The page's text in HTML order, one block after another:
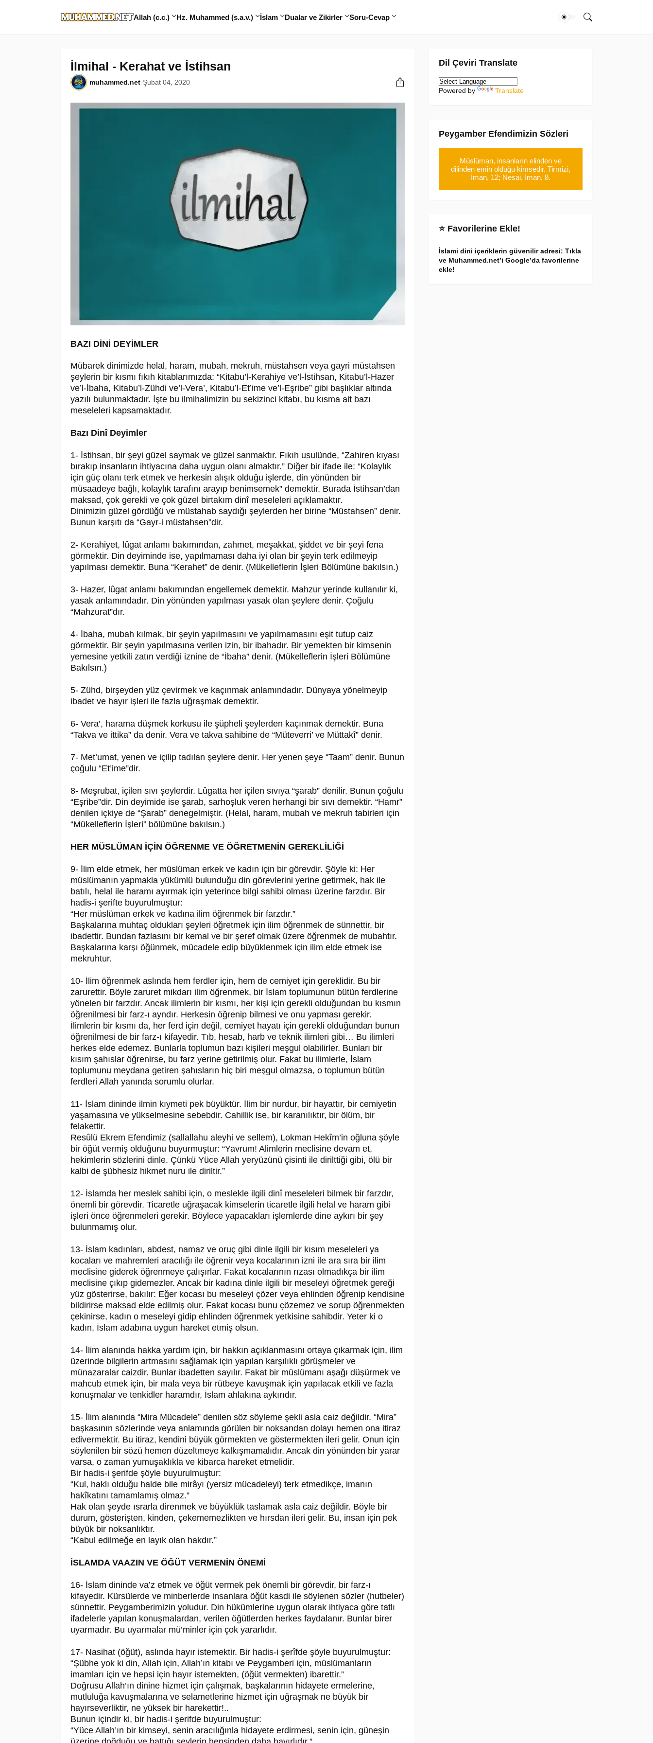
Allah (c.c.) Hz. Muhammed (s.a.v.) İslam Dualar ve Zikirler Soru-Cevap
İlmihal - Kerahat ve İstihsan
muhammed.net-Şubat 04, 2020
BAZI DİNİ DEYİMLER
Mübarek dinimizde helal, haram, mubah, mekruh, müstahsen veya gayri müstahsen
şeylerin bir kısmı fıkıh kitablarımızda: “Kitabu’l-Kerahiye ve’l-İstihsan, Kitabu’l-Hazer
ve’l-İbaha, Kitabu’l-Zühdi ve’l-Vera’, Kitabu’l-Et’ime ve’l-Eşribe” gibi başlıklar altında
yazılı bulunmaktadır. İşte bu ilmihalimizin bu sekizinci kitabı, bu kısma ait bazı
meseleleri kapsamaktadır.
Bazı Dinî Deyimler
1- İstihsan, bir şeyi güzel saymak ve güzel sanmaktır. Fıkıh usulünde, “Zahiren kıyası
bırakıp insanların ihtiyacına daha uygun olanı almaktır.” Diğer bir ifade ile: “Kolaylık
için güç olanı terk etmek ve herkesin alışık olduğu işlerde, din yönünden bir
müsaadeye bağlı, kolaylık tarafını arayıp benimsemek” demektir. Burada İstihsan’dan
maksad, çok gerekli ve çok güzel birtakım dinî meseleleri açıklamaktır.
Dinimizin güzel gördüğü ve müstahab saydığı şeylerden her birine “Müstahsen” denir.
Bunun karşıtı da “Gayr-i müstahsen”dir.
2- Kerahiyet, lûgat anlamı bakımından, zahmet, meşakkat, şiddet ve bir şeyi fena
görmektir. Din deyiminde ise, yapılmaması daha iyi olan bir şeyin terk edilmeyip
yapılması demektir. Buna “Kerahet” de denir. (Mükelleflerin İşleri Bölümüne bakılsın.)
3- Hazer, lûgat anlamı bakımından engellemek demektir. Mahzur yerinde kullanılır ki,
yasak anlamındadır. Din yönünden yapılması yasak olan şeylere denir. Çoğulu
“Mahzurat”dır.
4- İbaha, mubah kılmak, bir şeyin yapılmasını ve yapılmamasını eşit tutup caiz
görmektir. Bir şeyin yapılmasına verilen izin, bir ibahadır. Bir yemekten bir kimsenin
yemesine yetkili zatın verdiği iznine de “İbaha” denir. (Mükelleflerin İşleri Bölümüne
Bakılsın.)
5- Zühd, birşeyden yüz çevirmek ve kaçınmak anlamındadır. Dünyaya yönelmeyip
ibadet ve hayır işleri ile fazla uğraşmak demektir.
6- Vera’, harama düşmek korkusu ile şüpheli şeylerden kaçınmak demektir. Buna
“Takva ve ittika” da denir. Vera ve takva sahibine de “Müteverri’ ve Müttakî” denir.
7- Met’umat, yenen ve içilip tadılan şeylere denir. Her yenen şeye “Taam” denir. Bunun
çoğulu “Et’ime”dir.
8- Meşrubat, içilen sıvı şeylerdir. Lûgatta her içilen sıvıya “şarab” denilir. Bunun çoğulu
“Eşribe”dir. Din deyimide ise şarab, sarhoşluk veren herhangi bir sıvı demektir. “Hamr”
denilen içkiye de “Şarab” denegelmiştir. (Helal, haram, mubah ve mekruh tabirleri için
“Mükelleflerin İşleri” bölümüne bakılsın.)
HER MÜSLÜMAN İÇİN ÖĞRENME VE ÖĞRETMENİN GEREKLİLİĞİ
9- İlim elde etmek, her müslüman erkek ve kadın için bir görevdir. Şöyle ki: Her
müslümanın yapmakla yükümlü bulunduğu din görevlerini yerine getirmek, hak ile
batılı, helal ile haramı ayırmak için yeterince bilgi sahibi olması üzerine farzdır. Bir
hadis-i şerifte buyurulmuştur:
“Her müslüman erkek ve kadına ilim öğrenmek bir farzdır.”
Başkalarına muhtaç oldukları şeyleri öğretmek için ilim öğrenmek de sünnettir, bir
ibadettir. Bundan fazlasını bir kemal ve bir şeref olmak üzere öğrenmek de mubahtır.
Başkalarına karşı öğünmek, mücadele edip büyüklenmek için ilim elde etmek ise
mekruhtur.
10- İlim öğrenmek aslında hem ferdler için, hem de cemiyet için gereklidir. Bu bir
zarurettir. Böyle zaruret mikdarı ilim öğrenmek, bir İslam toplumunun bütün ferdlerine
yönelen bir farzdır. Ancak ilimlerin bir kısmı, her kişi için gerekli olduğundan bu kısmın
öğrenilmesi bir farz-ı ayndır. Herkesin öğrenip bilmesi ve onu yapması gerekir.
İlimlerin bir kısmı da, her ferd için değil, cemiyet hayatı için gerekli olduğundan bunun
öğrenilmesi de bir farz-ı kifayedir. Tıb, hesab, harb ve teknik ilimleri gibi… Bu ilimleri
herkes elde edemez. Bunlarla toplumun bazı kişileri meşgul olabilirler. Bunları bir
kısım şahıslar öğrenirse, bu farz yerine getirilmiş olur. Fakat bu ilimlerle, İslam
toplumunu meydana getiren şahısların hiç biri meşgul olmazsa, o toplumun bütün
ferdleri Allah yanında sorumlu olurlar.
11- İslam dininde ilmin kıymeti pek büyüktür. İlim bir nurdur, bir hayattır, bir cemiyetin
yaşamasına ve yükselmesine sebebdir. Cahillik ise, bir karanılıktır, bir ölüm, bir
felakettir.
Resûlü Ekrem Efendimiz (sallallahu aleyhi ve sellem), Lokman Hekîm’in oğluna şöyle
bir öğüt vermiş olduğunu buyurmuştur: “Yavrum! Alimlerin meclisine devam et,
hekimlerin sözlerini dinle. Çünkü Yüce Allah yeryüzünü çisinti ile dirilttiği gibi, ölü bir
kalbi de şübhesiz hikmet nuru ile diriltir.”
12- İslamda her meslek sahibi için, o meslekle ilgili dinî meseleleri bilmek bir farzdır,
önemli bir görevdir. Ticaretle uğraşacak kimselerin ticaretle ilgili helal ve haram gibi
işleri önce öğrenmeleri gerekir. Böylece yapacakları işlemlerde dine aykırı bir şey
bulunmamış olur.
13- İslam kadınları, abdest, namaz ve oruç gibi dinle ilgili bir kısım meseleleri ya
kocaları ve mahremleri aracılığı ile öğrenir veya kocalarının izni ile ara sıra bir ilim
meclisine giderek öğrenmeye çalışırlar. Fakat kocalarının rızası olmadıkça bir ilim
meclisine çıkıp gidemezler. Ancak bir kadına dinle ilgili bir meseleyi öğretmek gereği
yüz gösterirse, bakılır: Eğer kocası bu meseleyi çözer veya ehlinden öğrenip kendisine
bildirirse maksad elde edilmiş olur. Fakat kocası bunu çözemez ve sorup öğrenmekten
çekinirse, kadın o meseleyi gidip ehlinden öğrenmek yetkisine sahibdir. Yeter ki o
kadın, İslam adabına uygun hareket etmiş olsun.
14- İlim alanında hakka yardım için, bir hakkın açıklanmasını ortaya çıkarmak için, ilim
üzerinde bilgilerin artmasını sağlamak için yapılan karşılıklı görüşmeler ve
münazaralar caizdir. Bunlar ibadetten sayılır. Fakat bir müslümanı aşağı düşürmek ve
mahcub etmek için, bir mala veya bir rütbeye kavuşmak için yapılacak etkili ve fazla
konuşmalar ve tenkidler haramdır, İslam ahlakına aykırıdır.
15- İlim alanında “Mira Mücadele” denilen söz söyleme şekli asla caiz değildir. “Mira”
başkasının sözlerinde veya anlamında görülen bir noksandan dolayı hemen ona itiraz
edivermektir. Bu itiraz, kendini büyük görmekten ve göstermekten ileri gelir. Onun için
söylenilen bir sözü hemen düzeltmeye kalkışmamalıdır. Ancak din yönünden bir yarar
varsa, o zaman yumuşaklıkla ve kibarca hareket etmelidir.
Bir hadis-i şerifde şöyle buyurulmuştur:
“Kul, haklı olduğu halde bile mirâyı (yersiz mücadeleyi) terk etmedikçe, imanın
hakîkatını tamamlamış olmaz.”
Hak olan şeyde ısrarla direnmek ve büyüklük taslamak asla caiz değildir. Böyle bir
durum, gösterişten, kinden, çekememezlikten ve hırsdan ileri gelir. Bu, insan için pek
büyük bir noksanlıktır.
“Kabul edilmeğe en layık olan hakdır.”
İSLAMDA VAAZIN VE ÖĞÜT VERMENİN ÖNEMİ
16- İslam dininde va’z etmek ve öğüt vermek pek önemli bir görevdir, bir farz-ı
kifayedir. Kürsülerde ve minberlerde insanlara öğüt kasdi ile söylenen sözler (hutbeler)
sünnettir. Peygamberimizin yoludur. Din hükümlerine uygun olarak ihtiyaca göre tatlı
ifadelerle yapılan konuşmalardan, verilen öğütlerden herkes faydalanır. Bunlar birer
uyarmadır. Bu uyarmalar mü’minler için çok yararlıdır.
17- Nasihat (öğüt), aslında hayır istemektir. Bir hadis-i şerîfde şöyle buyurulmuştur:
“Şübhe yok ki din, Allah için, Allah’ın kitabı ve Peygamberi için, müslümanların
imamları için ve hepsi için hayır istemekten, (öğüt vermekten) ibarettir.”
Doğrusu Allah’ın dinine hizmet için çalışmak, başkalarının hidayete ermelerine,
mutluluğa kavuşmalarına ve selametlerine hizmet için uğraşmak ne büyük bir
hayırseverliktir, ne yüksek bir harekettir!..
Bunun içindir ki, bir hadis-i şerifde buyurulmuştur:
“Yüce Allah’ın bir kimseyi, senin aracılığınla hidayete erdirmesi, senin için, güneşin
Dil Çeviri Translate
Powered by Translate
Peygamber Efendimizin Sözleri
Müslüman, insanların elinden ve
dilinden emin olduğu kimsedir. Tirmizi,
İman, 12; Nesai, İman, 8.
⭐ Favorilerine Ekle!
İslami dini içeriklerin güvenilir adresi: Tıkla
ve Muhammed.net’i Google’da favorilerine
ekle!